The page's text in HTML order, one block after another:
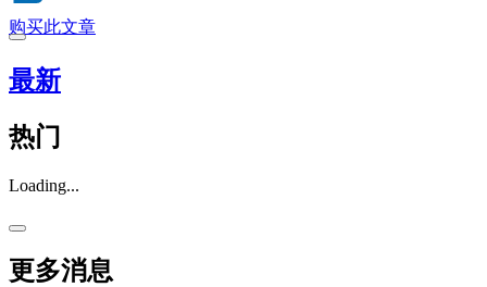
购买此文章
最新
热门
Loading...
更多消息